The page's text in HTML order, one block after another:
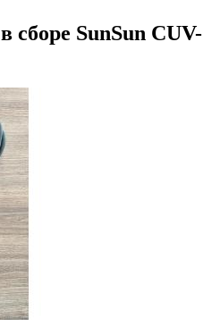
сборе SunSun CUV-